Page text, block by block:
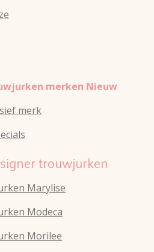
merken Nieuw
merk
trouwjurken
Marylise
Modeca
Morilee